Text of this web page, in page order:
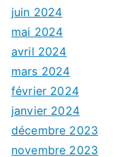
juin 2024
mai 2024
avril 2024
mars 2024
février 2024
janvier 2024
décembre 2023
novembre 2023